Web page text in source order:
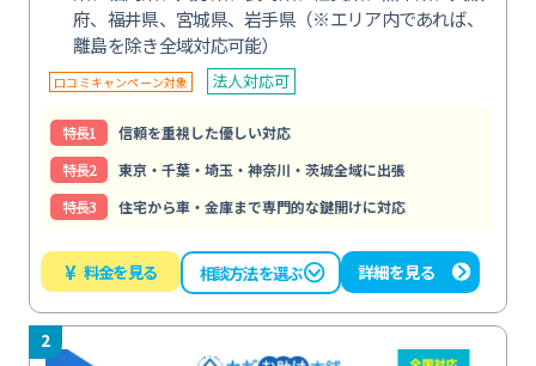
府、福井県、宮城県、岩手県（※エリア内であれば、
離島を除き全域対応可能）
口コミキャンペーン対象 法人対応可
特⻑1
信頼を重視した優しい対応
特⻑2
東京・千葉・埼玉・神奈川・茨城全域に出張
特⻑3
住宅から車・金庫まで専門的な鍵開けに対応
¥ 料金を見る 相談方法を選ぶ 詳細を見る
2